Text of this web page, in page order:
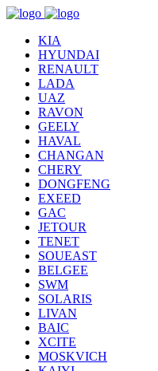
KIA
HYUNDAI
RENAULT
LADA
UAZ
RAVON
GEELY
HAVAL
CHANGAN
CHERY
DONGFENG
EXEED
GAC
JETOUR
TENET
SOUEAST
BELGEE
SWM
SOLARIS
LIVAN
BAIC
XCITE
MOSKVICH